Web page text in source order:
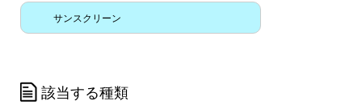
サンスクリーン
該当する種類